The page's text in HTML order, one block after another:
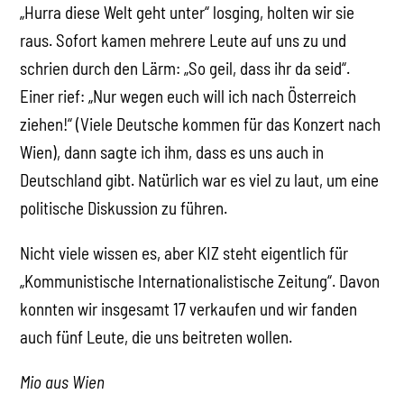
„Hurra diese Welt geht unter“ losging, holten wir sie
raus. Sofort kamen mehrere Leute auf uns zu und
schrien durch den Lärm: „So geil, dass ihr da seid“.
Einer rief: „Nur wegen euch will ich nach Österreich
ziehen!“ (Viele Deutsche kommen für das Konzert nach
Wien), dann sagte ich ihm, dass es uns auch in
Deutschland gibt. Natürlich war es viel zu laut, um eine
politische Diskussion zu führen.
Nicht viele wissen es, aber KIZ steht eigentlich für
„Kommunistische Internationalistische Zeitung“. Davon
konnten wir insgesamt 17 verkaufen und wir fanden
auch fünf Leute, die uns beitreten wollen.
Mio aus Wien